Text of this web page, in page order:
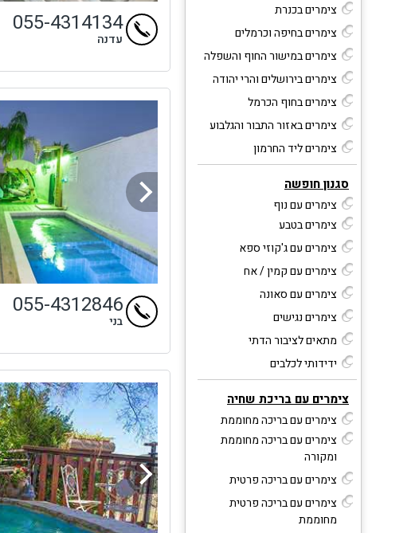
צימרים בכנרת
צימרים בחיפה וכרמלים
צימרים במישור החוף והשפלה
צימרים בירושלים והרי יהודה
צימרים בחוף הכרמל
צימרים באזור התבור והגלבוע
צימרים ליד החרמון
סגנון חופשה
צימרים עם נוף
צימרים בטבע
צימרים עם ג'קוזי ספא
צימרים עם קמין / אח
צימרים עם סאונה
צימרים נגישים
מתאים לציבור הדתי
ידידותי לכלבים
צימרים עם בריכת שחיה
צימרים עם בריכה מחוממת
צימרים עם בריכה מחוממת
ומקורה
צימרים עם בריכה פרטית
צימרים עם בריכה פרטית
מחוממת
055-4314134
עדנה
055-4312846
בני